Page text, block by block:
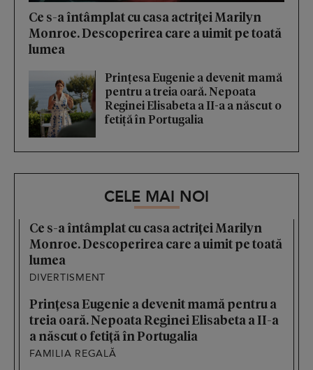
Ce s-a întâmplat cu casa actriței Marilyn
Monroe. Descoperirea care a uimit pe toată
lumea
Prințesa Eugenie a devenit mamă
pentru a treia oară. Nepoata
Reginei Elisabeta a II-a a născut o
fetiță în Portugalia
CELE MAI NOI
Ce s-a întâmplat cu casa actriței Marilyn
Monroe. Descoperirea care a uimit pe toată
lumea
DIVERTISMENT
Prințesa Eugenie a devenit mamă pentru a
treia oară. Nepoata Reginei Elisabeta a II-a
a născut o fetiță în Portugalia
FAMILIA REGALĂ